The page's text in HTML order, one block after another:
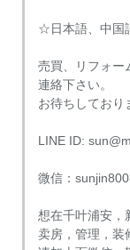
☆日本語、中国
売買、リフォー
連絡下さい。
お待ちしており
LINE ID:
微信：
想在千叶浦安，
卖房，管理，装